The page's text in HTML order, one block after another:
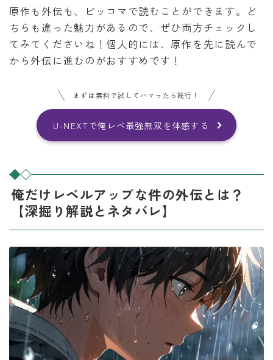
原作も外伝も、ピッコマで読むことができます。ど
ちらも違った魅力があるので、ぜひ両方チェックし
てみてくださいね！個人的には、原作を先に読んで
から外伝に進むのがおすすめです！
まずは無料で試してハマったら続行！
U-NEXTで俺レベ最強無双を体感する
俺だけレベルアップな件の外伝とは？
【深掘り解説とネタバレ】